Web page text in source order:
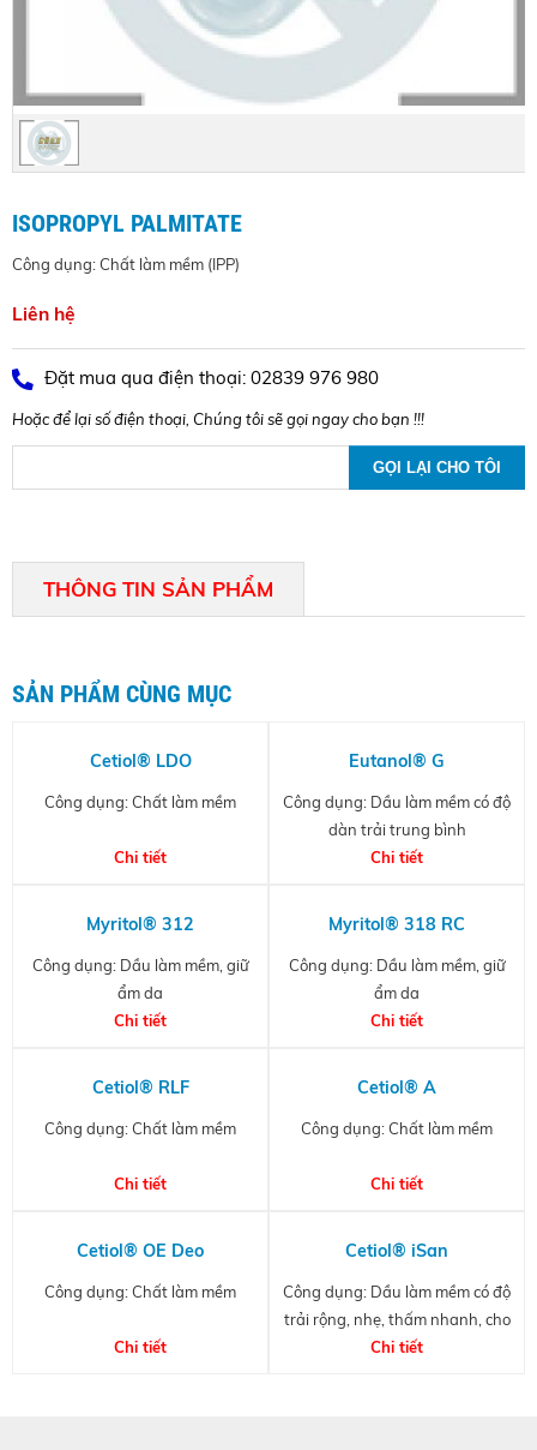
ISOPROPYL PALMITATE
Công dụng: Chất làm mềm (IPP)
Liên hệ
Đặt mua qua điện thoại: 02839 976 980
Hoặc để lại số điện thoại, Chúng tôi sẽ gọi ngay cho bạn !!!
THÔNG TIN SẢN PHẨM
SẢN PHẨM CÙNG MỤC
Cetiol® LDO
Công dụng: Chất làm mềm
Chi tiết
Eutanol® G
Công dụng: Dầu làm mềm có độ
dàn trải trung bình
Chi tiết
Myritol® 312
Công dụng: Dầu làm mềm, giữ
ẩm da
Chi tiết
Myritol® 318 RC
Công dụng: Dầu làm mềm, giữ
ẩm da
Chi tiết
Cetiol® RLF
Công dụng: Chất làm mềm
Chi tiết
Cetiol® A
Công dụng: Chất làm mềm
Chi tiết
Cetiol® OE Deo
Công dụng: Chất làm mềm
Chi tiết
Cetiol® iSan
Công dụng: Dầu làm mềm có độ
trải rộng, nhẹ, thấm nhanh, cho
cảm giác giống silicone
Chi tiết